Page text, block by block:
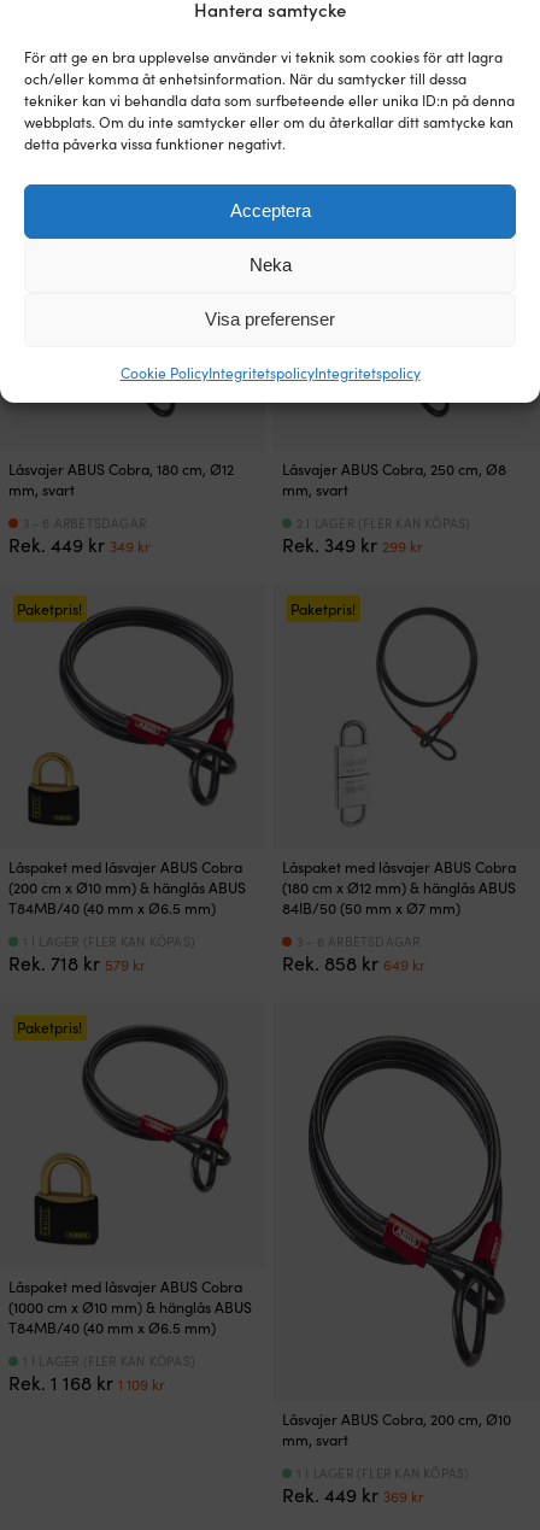
Hantera samtycke
För att ge en bra upplevelse använder vi teknik som cookies för att lagra
och/eller komma åt enhetsinformation. När du samtycker till dessa
tekniker kan vi behandla data som surfbeteende eller unika ID:n på denna
webbplats. Om du inte samtycker eller om du återkallar ditt samtycke kan
detta påverka vissa funktioner negativt.
Acceptera
Neka
Visa preferenser
Cookie PolicyIntegritetspolicyIntegritetspolicy
Låsvajer ABUS Cobra, 180 cm, Ø12
mm, svart
Rek. 449 kr Det
var:
449 kr.
349 krDet
är:
349 kr.
3 - 6 ARBETSDAGAR
Låsvajer ABUS Cobra, 250 cm, Ø8
mm, svart
Rek. 349 kr Det
var:
349 kr.
299 krDet
är:
299 kr.
2 I LAGER (FLER KAN KÖPAS)
Paketpris!
Låspaket med låsvajer ABUS Cobra
(200 cm x Ø10 mm) & hänglås ABUS
T84MB/40 (40 mm x Ø6.5 mm)
Rek. 718 kr Det
var:
718 kr.
579 krDet
är:
579 kr.
1 I LAGER (FLER KAN KÖPAS)
Paketpris!
Låspaket med låsvajer ABUS Cobra
(180 cm x Ø12 mm) & hänglås ABUS
84IB/50 (50 mm x Ø7 mm)
Rek. 858 kr Det
858 kr.
649 krDet
649 kr.
3 - 6 ARBETSDAGAR
Paketpris!
Låspaket med låsvajer ABUS Cobra
(1000 cm x Ø10 mm) & hänglås ABUS
T84MB/40 (40 mm x Ø6.5 mm)
Rek. 1 168 krDet
1 109 krDet
1 I LAGER (FLER KAN KÖPAS)
Låsvajer ABUS Cobra, 200 cm, Ø10
mm, svart
Rek.449 kr Det
369 krDet
1 I LAGER (FLER KAN KÖPAS)